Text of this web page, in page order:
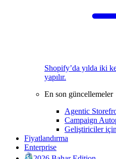
Shopify’da yılda iki
yapılır.
En son güncellemeler
Agentic
Campaign
Geliştiriciler
Fiyatlandırma
Enterprise